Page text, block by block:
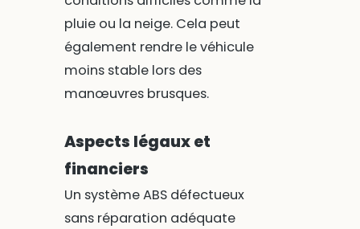
pluie ou la neige. Cela peut
également rendre le véhicule
moins stable lors des
manœuvres brusques.
Aspects légaux et
financiers
Un système ABS défectueux
sans réparation adéquate